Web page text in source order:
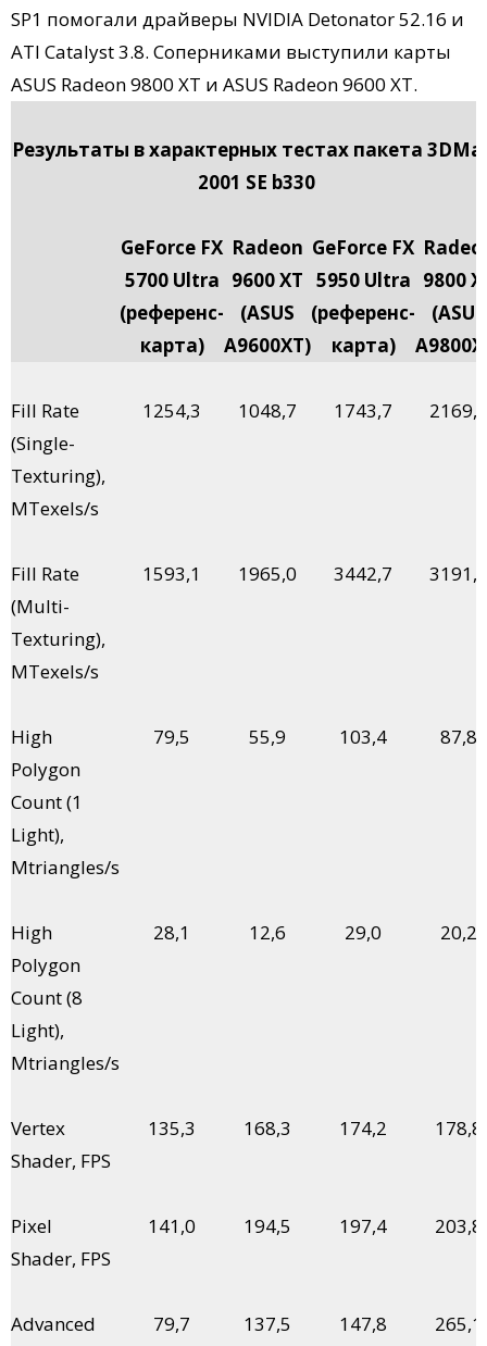
SP1 помогали драйверы NVIDIA Detonator 52.16 и
ATI Catalyst 3.8. Соперниками выступили карты
ASUS Radeon 9800 XT и ASUS Radeon 9600 XT.
Результаты в характерных тестах пакета
2001 SE b330
GeForce FX
5700 Ultra
(референс-
карта)
Radeon
9600 XT
(ASUS
A9600XT)
GeForce FX
5950 Ultra
(референс-
карта)
9800
(ASUS
Fill Rate
(Single-
Texturing),
MTexels/s
1254,3 1048,7 1743,7 2169,3
Fill Rate
(Multi-
Texturing),
MTexels/s
1593,1 1965,0 3442,7 3191,0
High
Polygon
Count (1
Light),
Mtriangles/s
79,5 55,9 103,4 87,8
High
Polygon
Count (8
Light),
Mtriangles/s
28,1 12,6 29,0 20,2
Vertex
Shader, FPS
135,3 168,3 174,2 178,8
Pixel
Shader, FPS
141,0 194,5 197,4 203,8
Advanced
79,7 137,5 147,8 265,1